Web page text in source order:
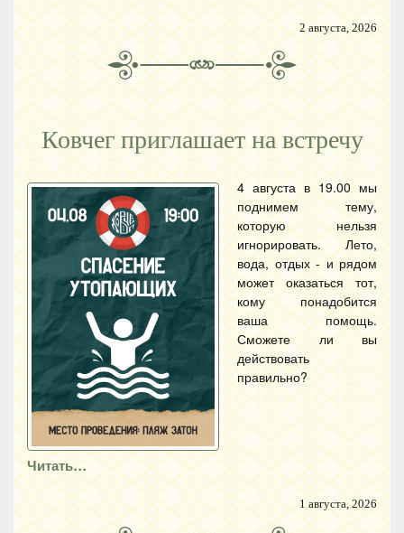
2 августа, 2026
Ковчег приглашает на встречу
4 августа в 19.00 мы
поднимем тему,
которую нельзя
игнорировать. Лето,
вода, отдых - и рядом
может оказаться тот,
кому понадобится
ваша помощь.
Сможете ли вы
действовать
правильно?
Читать…
1 августа, 2026